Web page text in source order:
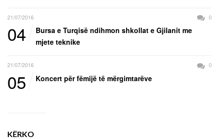
21/07/2016 0
04
Bursa e Turqisë ndihmon shkollat e Gjilanit me
mjete teknike
21/07/2016 0
05 Koncert për fëmijë të mërgimtarëve
KËRKO